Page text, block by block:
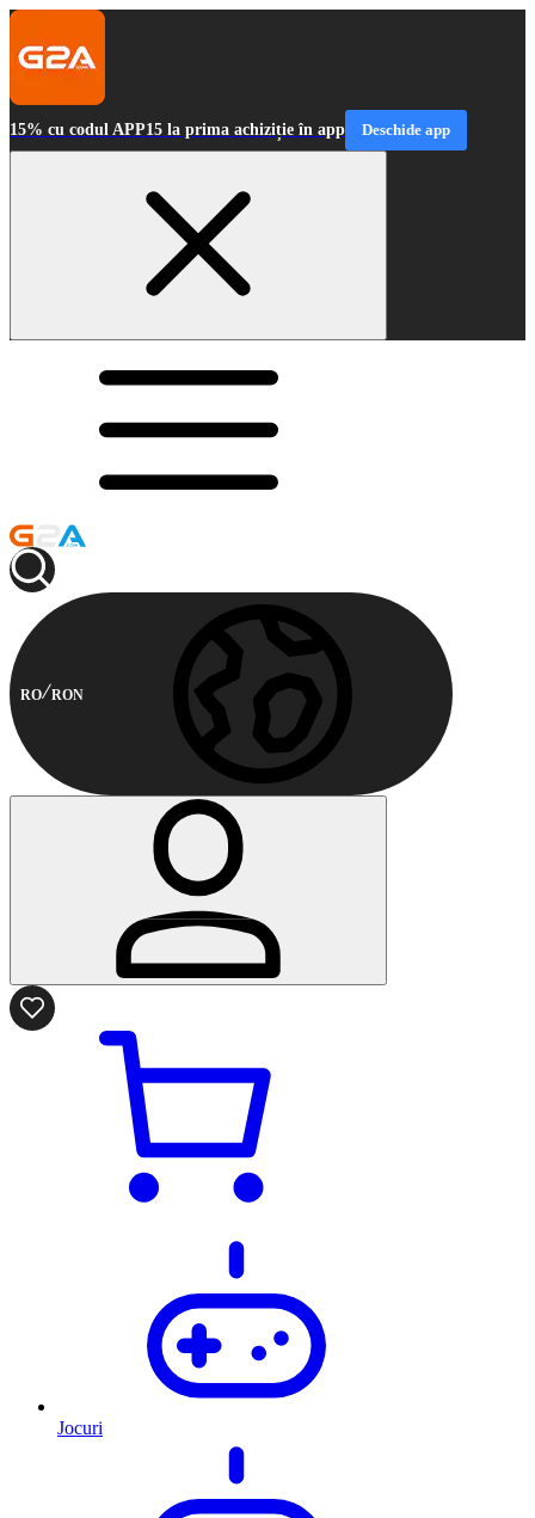
15% cu codul APP15 la prima achiziție în app Deschide app
RO RON
Jocuri